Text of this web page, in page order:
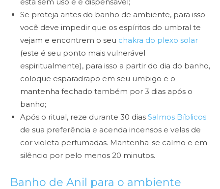
Se proteja antes do banho de ambiente, para isso
você deve impedir que os espíritos do umbral te
vejam e encontrem o seu chakra do plexo solar
(este é seu ponto mais vulnerável
espiritualmente), para isso a partir do dia do banho,
coloque esparadrapo em seu umbigo e o
mantenha fechado também por 3 dias após o
banho;
Após o ritual, reze durante 30 dias Salmos Bíblicos
de sua preferência e acenda incensos e velas de
cor violeta perfumadas. Mantenha-se calmo e em
silêncio por pelo menos 20 minutos.
Banho de Anil para o ambiente